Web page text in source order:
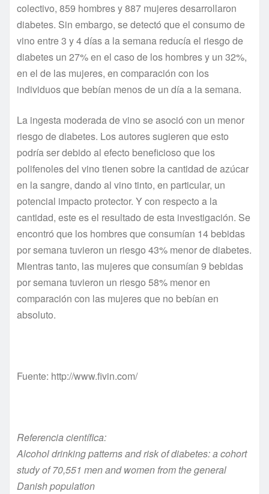
colectivo, 859 hombres y 887 mujeres desarrollaron
diabetes. Sin embargo, se detectó que el consumo de
vino entre 3 y 4 días a la semana reducía el riesgo de
diabetes un 27% en el caso de los hombres y un 32%,
en el de las mujeres, en comparación con los
individuos que bebían menos de un día a la semana.
La ingesta moderada de vino se asoció con un menor
riesgo de diabetes. Los autores sugieren que esto
podría ser debido al efecto beneficioso que los
polifenoles del vino tienen sobre la cantidad de azúcar
en la sangre, dando al vino tinto, en particular, un
potencial impacto protector. Y con respecto a la
cantidad, este es el resultado de esta investigación. Se
encontró que los hombres que consumían 14 bebidas
por semana tuvieron un riesgo 43% menor de diabetes.
Mientras tanto, las mujeres que consumían 9 bebidas
por semana tuvieron un riesgo 58% menor en
comparación con las mujeres que no bebían en
absoluto.
Fuente: http://www.fivin.com/
Referencia científica:
Alcohol drinking patterns and risk of diabetes: a cohort
study of 70,551 men and women from the general
Danish population